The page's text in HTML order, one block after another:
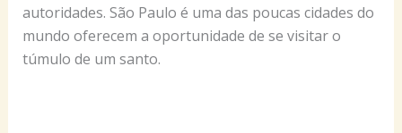
autoridades. São Paulo é uma das poucas cidades do
mundo oferecem a oportunidade de se visitar o
túmulo de um santo.